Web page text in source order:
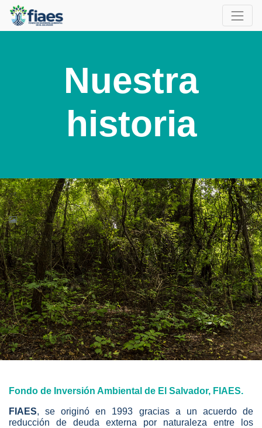
Nuestra
historia
Fondo de Inversión Ambiental de El Salvador, FIAES.
FIAES, se originó en 1993 gracias a un acuerdo de
reducción de deuda externa por naturaleza entre los